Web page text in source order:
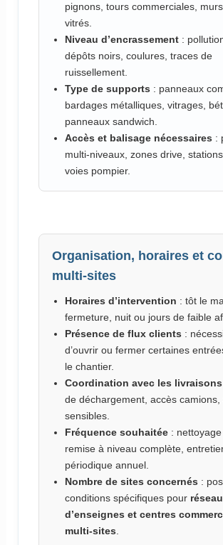
pignons, tours commerciales,
vitrés.
Niveau d’encrassement:
dépôts noirs, coulures, traces de
ruissellement.
Type de supports : panneaux
bardages métalliques, vitrages,
panneaux sandwich.
Accès et balisage nécessaires :
multi-niveaux, zones drive,
voies pompier.
Organisation, horaires et
multi-sites
Horaires d’intervention : tôt le
fermeture, nuit ou jours de faible
Présence de flux clients :
d’ouvrir ou fermer certaines
le chantier.
Coordination avec les livraisons
de déchargement, accès camions,
sensibles.
Fréquence souhaitée: nettoyage
remise à niveau complète,
périodique annuel.
Nombre de sites concernés :
conditions spécifiques pour
d’enseignes et centres
multi-sites.